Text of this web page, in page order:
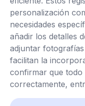
personalización
necesidades
añadir los detalles
adjuntar
facilitan la
confirmar que todo
correctamente,